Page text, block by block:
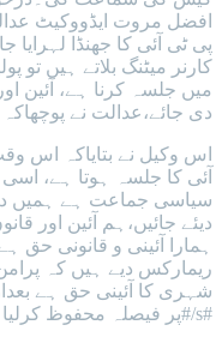
افضل مروت ایڈووکیٹ
پی ٹی آئی کا جھنڈا لہرایا
کارنر میٹنگ بلاتے ہیں تو
میں جلسہ کرنا ہے، آئین
دی جائے،عدالت نے پوچھاکہ کیا
سیاسی جماعت ہے ہمیں
دیئے جائیں،ہم آئین اور
ہمارا آئینی و قانونی
ریمارکس دیے ہیں کہ
شہری کا آئینی حق ہے
پر فیصلہ محفوظ کرلیا۔#/s#